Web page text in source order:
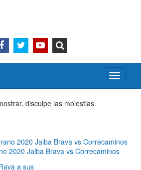
Activar/
menú
disculpe las molestias.
2020 Jaiba Brava vs Correcaminos